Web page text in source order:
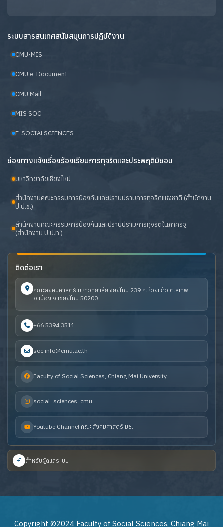
ระบบสารสนเทศสนับสนุนการปฏิบัติงาน
CMU-MIS
CMU e-Document
CMU Mail
MIS SOC
E-SOCIALSCIENCES
ช่องทางแจ้งเรื่องร้องเรียนการทุจริตและประพฤติมิชอบ
มหาวิทยาลัยเชียงใหม่
สำนักงานคณะกรรมการป้องกันและปราบปรามการทุจริตแห่งชาติ (สำนักงาน
ป.ป.ช.)
สำนักงานคณะกรรมการป้องกันและปราบปรามการทุจริตในภาครัฐ
(สำนักงาน ป.ป.ท.)
ติดต่อเรา
คณะสังคมศาสตร์ มหาวิทยาลัยเชียงใหม่ 239 ถ.ห้วยแก้ว ต.สุเทพ
อ.เมือง จ.เชียงใหม่ 50200
+66 5394 3511
soc.info@cmu.ac.th
Faculty of Social Sciences, Chiang Mai University
social_sciences_cmu
Youtube Channel คณะสังคมศาสตร์ มช.
สำหรับผู้ดูแลระบบ
Copyright ©2024 Faculty of Social Sciences, Chiang Mai